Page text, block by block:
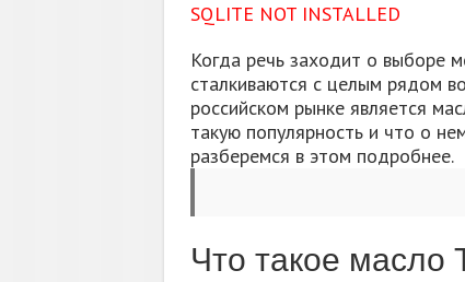
SQLITE NOT INSTALLED
Когда речь заходит о выборе
сталкиваются с целым рядом
российском рынке является
такую популярность и что о
разберемся в этом подробнее.
Что такое масло